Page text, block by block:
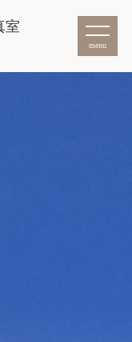
室
menu